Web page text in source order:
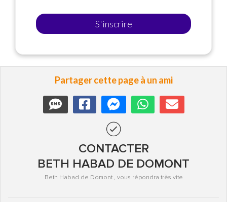
S'inscrire
Partager cette page à un ami
CONTACTER
BETH HABAD DE DOMONT
Beth Habad de Domont , vous répondra très vite